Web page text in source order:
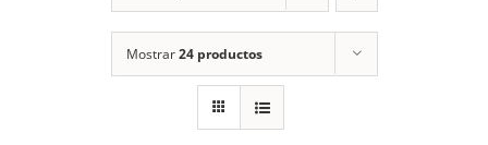
CONTACTO
Mostrar24 productos